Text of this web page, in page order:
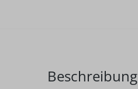
Beschreibung